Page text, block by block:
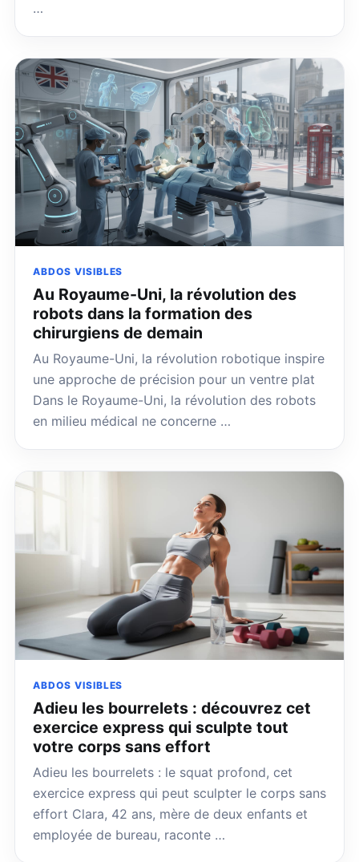
…
ABDOS VISIBLES
Au Royaume-Uni, la révolution des
robots dans la formation des
chirurgiens de demain
Au Royaume-Uni, la révolution robotique inspire
une approche de précision pour un ventre plat
Dans le Royaume-Uni, la révolution des robots
en milieu médical ne concerne …
ABDOS VISIBLES
Adieu les bourrelets : découvrez cet
exercice express qui sculpte tout
votre corps sans effort
Adieu les bourrelets : le squat profond, cet
exercice express qui peut sculpter le corps sans
effort Clara, 42 ans, mère de deux enfants et
employée de bureau, raconte …